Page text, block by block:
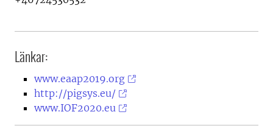
Länkar:
www.eaap2019.org
http://pigsys.eu/
www.IOF2020.eu